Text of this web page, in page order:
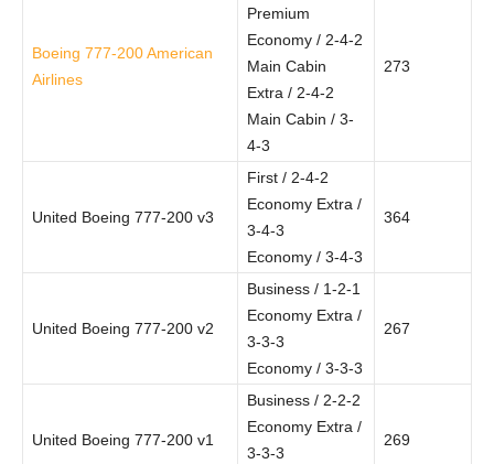
Boeing 777-200 American
Airlines
Premium
Economy / 2-4-2
Main Cabin
Extra / 2-4-2
Main Cabin / 3-
4-3
273
United Boeing 777-200 v3
First / 2-4-2
Economy Extra /
3-4-3
Economy / 3-4-3
364
United Boeing 777-200 v2
Business / 1-2-1
Economy Extra /
3-3-3
Economy / 3-3-3
267
United Boeing 777-200 v1
Business / 2-2-2
Economy Extra /
3-3-3
269